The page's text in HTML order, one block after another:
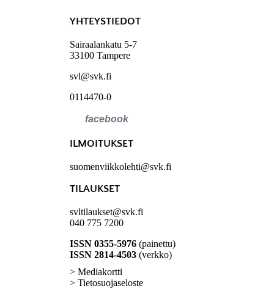
YHTEYSTIEDOT
Sairaalankatu 5-7
33100 Tampere
svl@svk.fi
0114470-0
ILMOITUKSET
suomenviikkolehti@svk.fi
TILAUKSET
svltilaukset@svk.fi
040 775 7200
ISSN 0355-5976 (painettu)
ISSN 2814-4503 (verkko)
> Mediakortti
> Tietosuojaseloste